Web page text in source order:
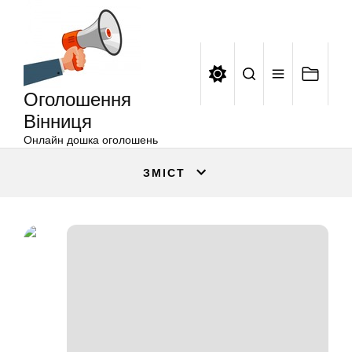
Оголошення
Вінниця
Онлайн дошка оголошень
ЗМІСТ